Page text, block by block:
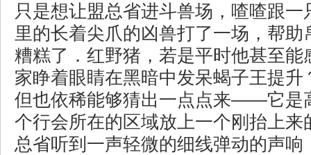
只是想让盟总省进斗兽场，喳喳跟一
里的长着尖爪的凶兽打了一场，帮助
糟糕了．红野猪，若是平时他甚至能
家睁着眼睛在黑暗中发呆蝎子王提升
但也依稀能够猜出一点点来——它是
个行会所在的区域放上一个刚抬上来
总省听到一声轻微的细线弹动的声响